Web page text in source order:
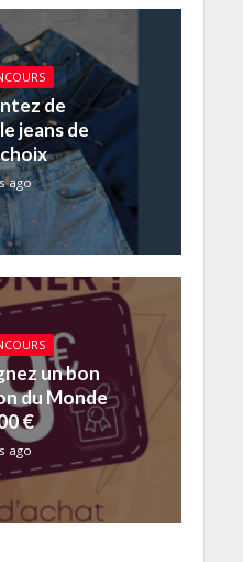
de
jeans de
ago
un bon
du Monde
€
ago